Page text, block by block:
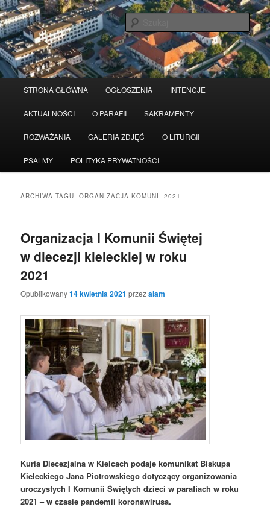
Przeskocz
do
tekstu
Przeskocz
do
widgetów
STRONA GŁÓWNA OGŁOSZENIA INTENCJE
AKTUALNOŚCI O PARAFII SAKRAMENTY
ROZWAŻANIA GALERIA ZDJĘĆ O LITURGII
PSALMY POLITYKA PRYWATNOŚCI
ARCHIWA TAGU:ORGANIZACJA KOMUNII 2021
Organizacja I Komunii Świętej
w diecezji kieleckiej w roku
2021
Opublikowany14 kwietnia 2021 przezalam
Kuria Diecezjalna w Kielcach podaje komunikat Biskupa
Kieleckiego Jana Piotrowskiego dotyczący organizowania
uroczystych I Komunii Świętych dzieci w parafiach w roku
2021 – w czasie pandemii koronawirusa.
Serwis wykorzystuje pliki Cookies Czytaj więcej odrzuć